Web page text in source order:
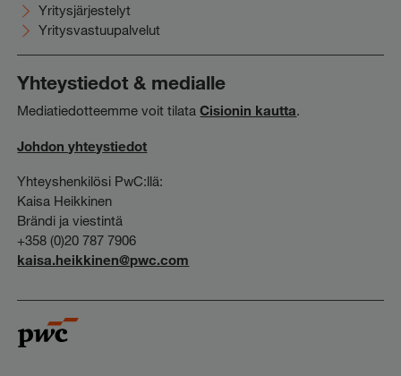
Yritysjärjestelyt
Yritysvastuupalvelut
Yhteystiedot & medialle
Mediatiedotteemme voit tilataCisionin kautta.
Johdon yhteystiedot
Yhteyshenkilösi PwC:llä:
Kaisa Heikkinen
Brändi ja viestintä
+358 (0)20 787 7906
kaisa.heikkinen@pwc.com